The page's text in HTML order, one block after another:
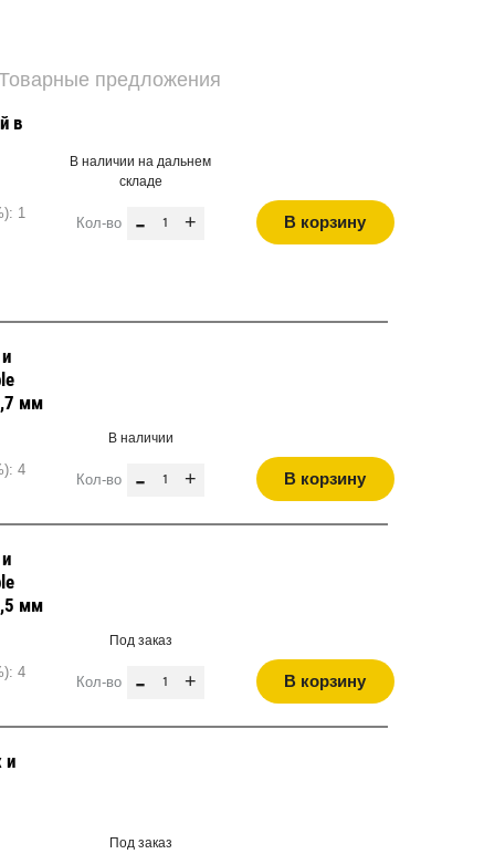
предложения
в
1
В наличии на дальнем
складе
Кол-во - + В корзину
мм
4
В наличии
Кол-во - + В корзину
мм
4
Под заказ
Кол-во - + В корзину
и
Под заказ